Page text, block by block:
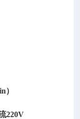
）
220V